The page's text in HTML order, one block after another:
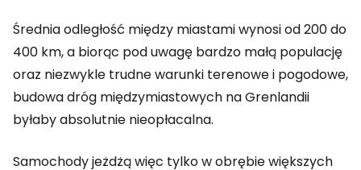
Średnia odległość między miastami wynosi od 200 do
400 km, a biorąc pod uwagę bardzo małą populację
oraz niezwykle trudne warunki terenowe i pogodowe,
budowa dróg międzymiastowych na Grenlandii
byłaby absolutnie nieopłacalna.
Samochody jeżdżą więc tylko w obrębie większych